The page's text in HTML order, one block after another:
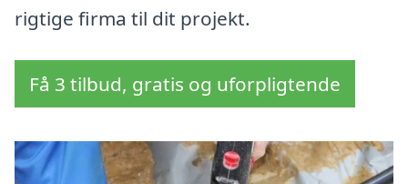
rigtige firma til dit projekt.
Få 3 tilbud, gratis og uforpligtende